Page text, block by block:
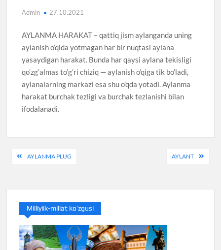
Admin 27.10.2021
AYLANMA HARAKAT – qattiq jism aylanganda uning
aylanish o’qida yotmagan har bir nuqtasi aylana
yasaydigan harakat. Bunda har qaysi aylana tekisligi
qo’zg’almas to’g’ri chiziq — aylanish o’qiga tik bo’ladi,
aylanalarning markazi esa shu o’qda yotadi. Aylanma
harakat burchak tezligi va burchak tezlanishi bilan
ifodalanadi.
PostAYLANMA PLUG AYLANT
Milliylik-millat ko’zgusi